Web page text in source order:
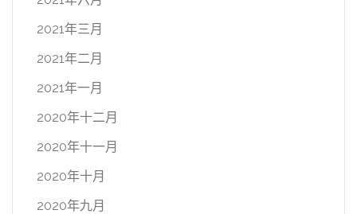
2021年三月
2021年二月
2021年一月
2020年十二月
2020年十一月
2020年十月
2020年九月